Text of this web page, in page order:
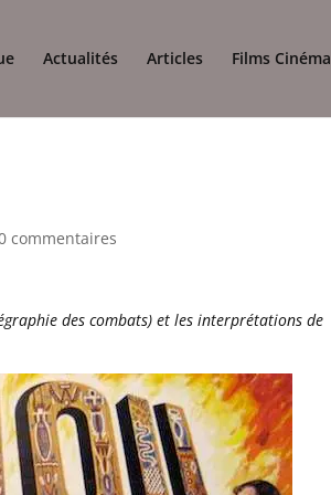
Actualités Articles Films Cinéma
commentaires
des combats) et les interprétations de